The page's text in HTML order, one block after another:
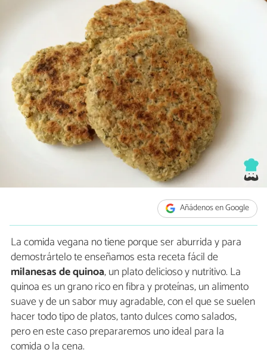
Añádenos en Google
La comida vegana no tiene porque ser aburrida y para
demostrártelo te enseñamos esta receta fácil de
milanesas de quinoa, un plato delicioso y nutritivo. La
quinoa es un grano rico en fibra y proteínas, un alimento
suave y de un sabor muy agradable, con el que se suelen
hacer todo tipo de platos, tanto dulces como salados,
pero en este caso prepararemos uno ideal para la
comida o la cena.